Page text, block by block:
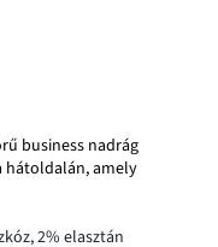
business nadrág
hátoldalán, amely
2% elasztán